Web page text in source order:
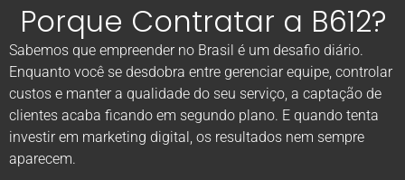
Porque Contratar a B612?
Sabemos que empreender no Brasil é um desafio diário.
Enquanto você se desdobra entre gerenciar equipe, controlar
custos e manter a qualidade do seu serviço, a captação de
clientes acaba ficando em segundo plano. E quando tenta
investir em marketing digital, os resultados nem sempre
aparecem.